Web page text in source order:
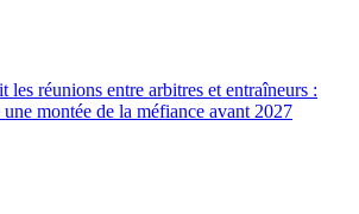
réunions entre arbitres et entraîneurs :
montée de la méfiance avant 2027